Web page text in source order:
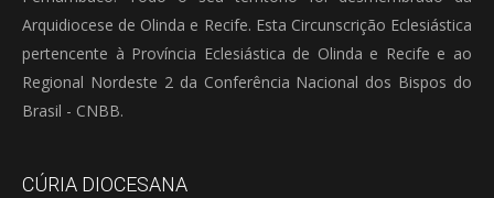
Arquidiocese de Olinda e Recife. Esta Circunscrição Eclesiástica
pertencente à Província Eclesiástica de Olinda e Recife e ao
Regional Nordeste 2 da Conferência Nacional dos Bispos do
Brasil - CNBB.
CÚRIA DIOCESANA